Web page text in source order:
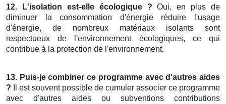
12. L'isolation est-elle écologique ? Oui, en plus de
diminuer la consommation d'énergie réduire l'usage
d'énergie, de nombreux matériaux isolants sont
respectueux de l'environnement écologiques, ce qui
contribue à la protection de l'environnement.
13. Puis-je combiner ce programme avec d'autres aides
? Il est souvent possible de cumuler associer ce programme
avec d'autres aides ou subventions contributions